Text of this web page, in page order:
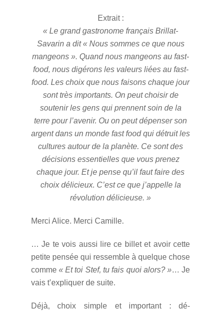
Extrait :
« Le grand gastronome français Brillat-
Savarin a dit « Nous sommes ce que nous
mangeons ». Quand nous mangeons au fast-
food, nous digérons les valeurs liées au fast-
food. Les choix que nous faisons chaque jour
sont très importants. On peut choisir de
soutenir les gens qui prennent soin de la
terre pour l’avenir. Ou on peut dépenser son
argent dans un monde fast food qui détruit les
cultures autour de la planète. Ce sont des
décisions essentielles que vous prenez
chaque jour. Et je pense qu’il faut faire des
choix délicieux. C’est ce que j’appelle la
révolution délicieuse. »
Merci Alice. Merci Camille.
… Je te vois aussi lire ce billet et avoir cette
petite pensée qui ressemble à quelque chose
comme « Et toi Stef, tu fais quoi alors? »… Je
vais t’expliquer de suite.
Déjà, choix simple et important : dé-